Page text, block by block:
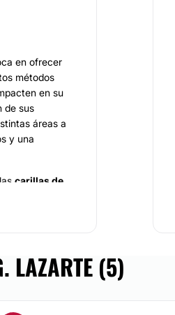
en ofrecer
métodos
en su
de sus
áreas a
y una
carillas de
de
de
instrumental
LAZARTE (5)